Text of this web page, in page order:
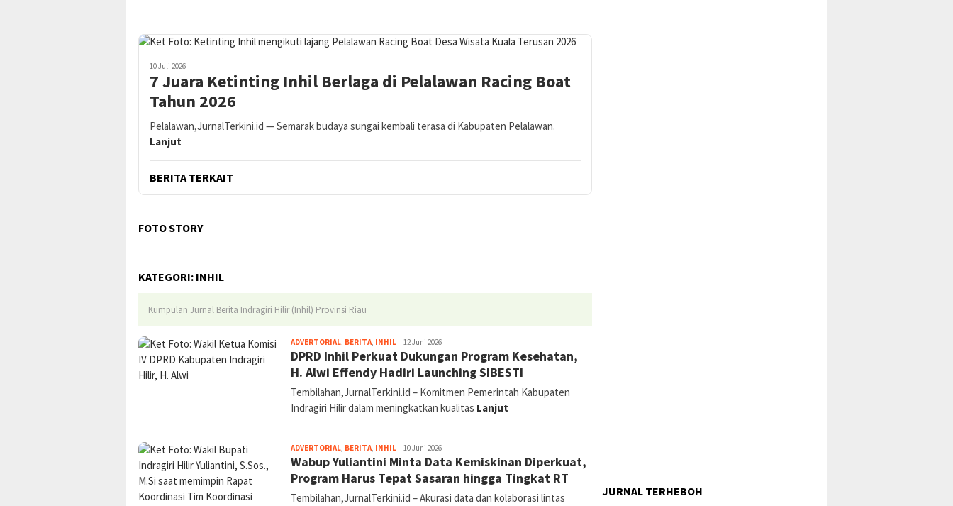
10 Juli 2026
7 Juara Ketinting Inhil Berlaga di Pelalawan Racing Boat
Tahun 2026
Pelalawan,JurnalTerkini.id — Semarak budaya sungai kembali terasa di Kabupaten Pelalawan.
Lanjut
BERITA TERKAIT
FOTO STORY
KATEGORI: INHIL
Kumpulan Jurnal Berita Indragiri Hilir (Inhil) Provinsi Riau
ADVERTORIAL, BERITA, INHILAbdullah
12 Juni 2026
DPRD Inhil Perkuat Dukungan Program Kesehatan,
H. Alwi Effendy Hadiri Launching SIBESTI
Tembilahan,JurnalTerkini.id – Komitmen Pemerintah Kabupaten
Indragiri Hilir dalam meningkatkan kualitas Lanjut
ADVERTORIAL, BERITA, INHILAbdullah
10 Juni 2026
Wabup Yuliantini Minta Data Kemiskinan Diperkuat,
Program Harus Tepat Sasaran hingga Tingkat RT
Tembilahan,JurnalTerkini.id – Akurasi data dan kolaborasi lintas
JURNAL TERHEBOH